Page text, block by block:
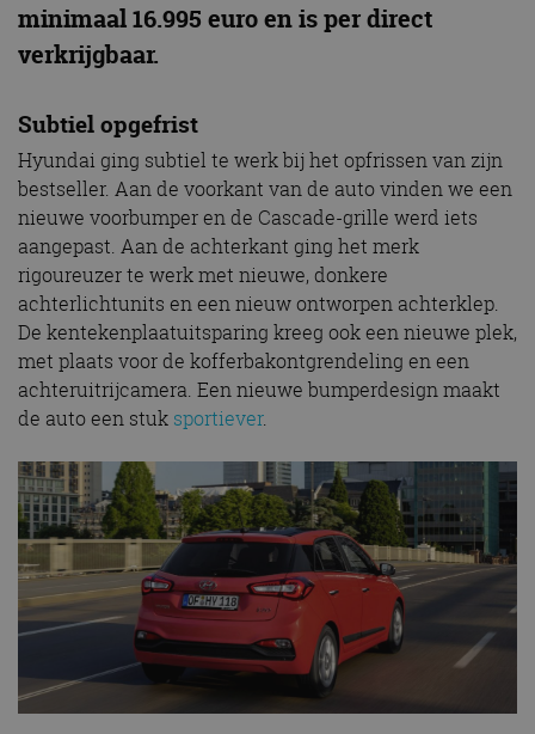
minimaal 16.995 euro en is per direct
verkrijgbaar.
Subtiel opgefrist
Hyundai ging subtiel te werk bij het opfrissen van zijn
bestseller. Aan de voorkant van de auto vinden we een
nieuwe voorbumper en de Cascade-grille werd iets
aangepast. Aan de achterkant ging het merk
rigoureuzer te werk met nieuwe, donkere
achterlichtunits en een nieuw ontworpen achterklep.
De kentekenplaatuitsparing kreeg ook een nieuwe plek,
met plaats voor de kofferbakontgrendeling en een
achteruitrijcamera. Een nieuwe bumperdesign maakt
de auto een stuk sportiever.